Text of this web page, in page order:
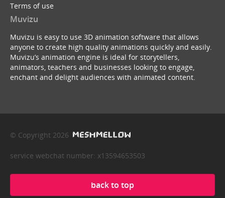
Terms of use
Muvizu
Muvizu is easy to use 3D animation software that allows
anyone to create high quality animations quickly and easily.
Muvizu’s animation engine is ideal for storytellers,
animators, teachers and businesses looking to engage,
enchant and delight audiences with animated content.
© Copyright 2026
service webchat number: x13594653503
back to top